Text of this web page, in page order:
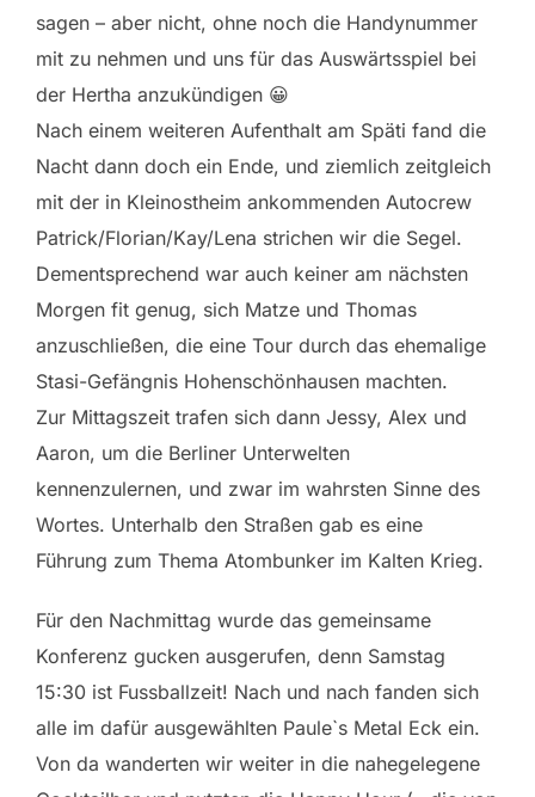
sagen – aber nicht, ohne noch die Handynummer
mit zu nehmen und uns für das Auswärtsspiel bei
der Hertha anzukündigen 😀
Nach einem weiteren Aufenthalt am Späti fand die
Nacht dann doch ein Ende, und ziemlich zeitgleich
mit der in Kleinostheim ankommenden Autocrew
Patrick/Florian/Kay/Lena strichen wir die Segel.
Dementsprechend war auch keiner am nächsten
Morgen fit genug, sich Matze und Thomas
anzuschließen, die eine Tour durch das ehemalige
Stasi-Gefängnis Hohenschönhausen machten.
Zur Mittagszeit trafen sich dann Jessy, Alex und
Aaron, um die Berliner Unterwelten
kennenzulernen, und zwar im wahrsten Sinne des
Wortes. Unterhalb den Straßen gab es eine
Führung zum Thema Atombunker im Kalten Krieg.
Für den Nachmittag wurde das gemeinsame
Konferenz gucken ausgerufen, denn Samstag
15:30 ist Fussballzeit! Nach und nach fanden sich
alle im dafür ausgewählten Paule`s Metal Eck ein.
Von da wanderten wir weiter in die nahegelegene